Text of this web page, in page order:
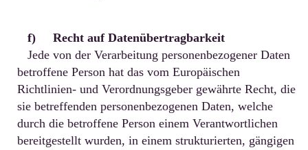
f) Recht auf Datenübertragbarkeit
Jede von der Verarbeitung personenbezogener Daten
betroffene Person hat das vom Europäischen
Richtlinien- und Verordnungsgeber gewährte Recht, die
sie betreffenden personenbezogenen Daten, welche
durch die betroffene Person einem Verantwortlichen
bereitgestellt wurden, in einem strukturierten, gängigen